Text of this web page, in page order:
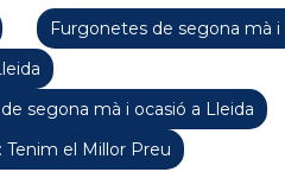
Furgonetes de segona mà i
segona mà i ocasió a Lleida
Tenim el Millor Preu